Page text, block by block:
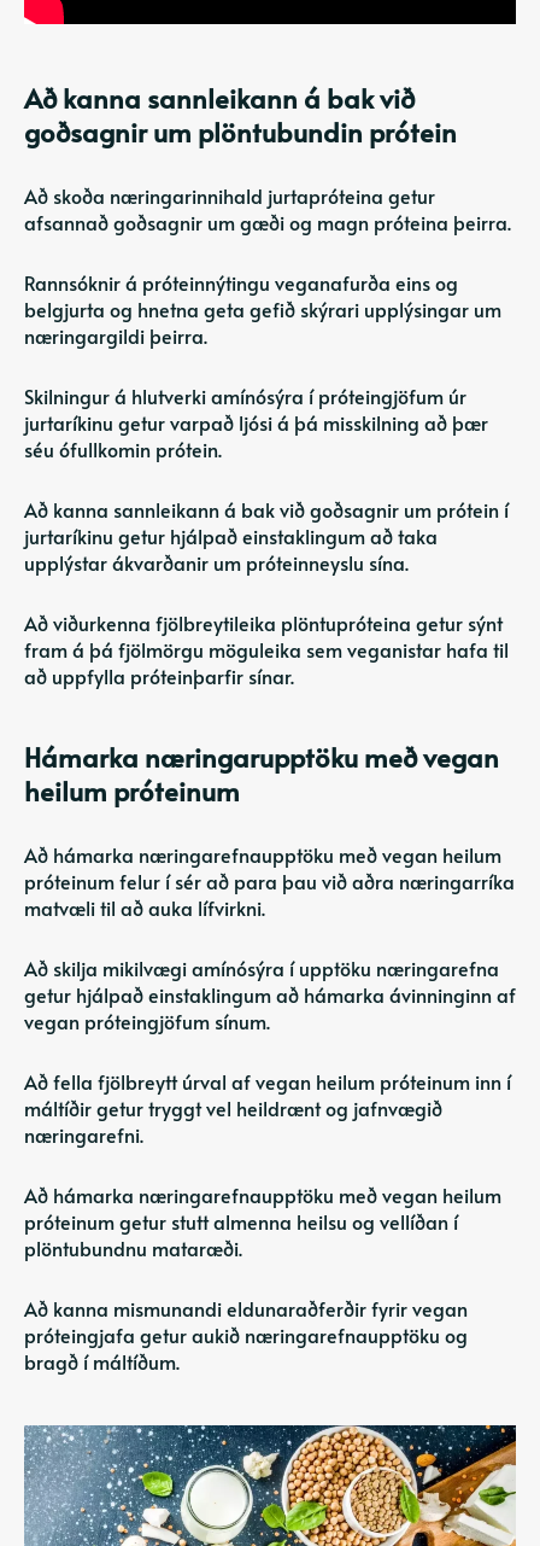
Að kanna sannleikann á bak við
goðsagnir um plöntubundin prótein
Að skoða næringarinnihald jurtapróteina getur
afsannað goðsagnir um gæði og magn próteina þeirra.
Rannsóknir á próteinnýtingu veganafurða eins og
belgjurta og hnetna geta gefið skýrari upplýsingar um
næringargildi þeirra.
Skilningur á hlutverki amínósýra í próteingjöfum úr
jurtaríkinu getur varpað ljósi á þá misskilning að þær
séu ófullkomin prótein.
Að kanna sannleikann á bak við goðsagnir um prótein í
jurtaríkinu getur hjálpað einstaklingum að taka
upplýstar ákvarðanir um próteinneyslu sína.
Að viðurkenna fjölbreytileika plöntupróteina getur sýnt
fram á þá fjölmörgu möguleika sem veganistar hafa til
að uppfylla próteinþarfir sínar.
Hámarka næringarupptöku með vegan
heilum próteinum
Að hámarka næringarefnaupptöku með vegan heilum
próteinum felur í sér að para þau við aðra næringarríka
matvæli til að auka lífvirkni.
Að skilja mikilvægi amínósýra í upptöku næringarefna
getur hjálpað einstaklingum að hámarka ávinninginn af
vegan próteingjöfum sínum.
Að fella fjölbreytt úrval af vegan heilum próteinum inn í
máltíðir getur tryggt vel heildrænt og jafnvægið
næringarefni.
Að hámarka næringarefnaupptöku með vegan heilum
próteinum getur stutt almenna heilsu og vellíðan í
plöntubundnu mataræði.
Að kanna mismunandi eldunaraðferðir fyrir vegan
próteingjafa getur aukið næringarefnaupptöku og
bragð í máltíðum.